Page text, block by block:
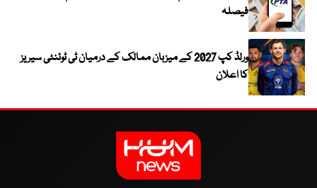
فیصلہ
ورلڈ کپ 2027 کے میزبان ممالک کے درمیان ٹی ٹوئنٹی سیریز
کا اعلان